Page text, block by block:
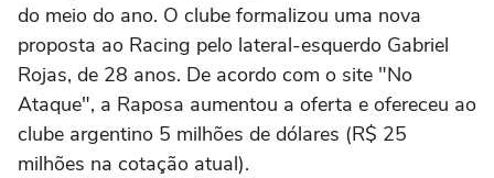
do meio do ano. O clube formalizou uma nova
proposta ao Racing pelo lateral-esquerdo Gabriel
Rojas, de 28 anos. De acordo com o site "No
Ataque", a Raposa aumentou a oferta e ofereceu ao
clube argentino 5 milhões de dólares (R$ 25
milhões na cotação atual).